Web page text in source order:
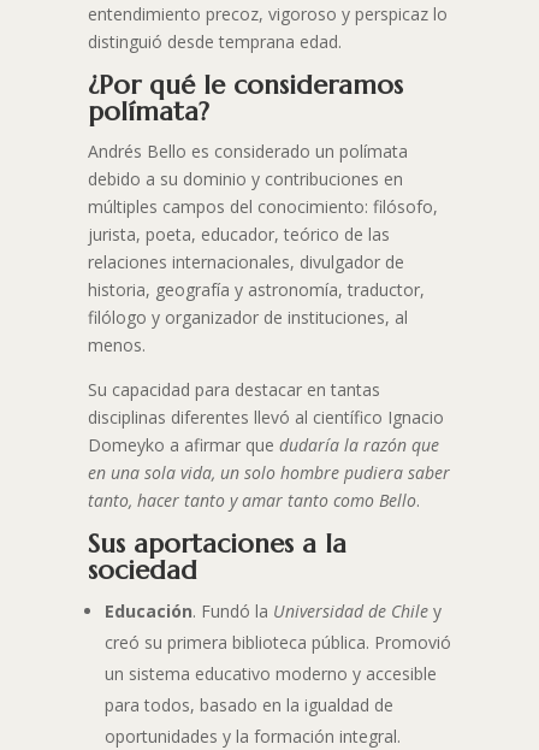
entendimiento precoz, vigoroso y perspicaz lo
distinguió desde temprana edad.
¿Por qué le consideramos
polímata?
Andrés Bello es considerado un polímata
debido a su dominio y contribuciones en
múltiples campos del conocimiento: filósofo,
jurista, poeta, educador, teórico de las
relaciones internacionales, divulgador de
historia, geografía y astronomía, traductor,
filólogo y organizador de instituciones, al
menos.
Su capacidad para destacar en tantas
disciplinas diferentes llevó al científico Ignacio
Domeyko a afirmar que dudaría la razón que
en una sola vida, un solo hombre pudiera saber
tanto, hacer tanto y amar tanto como Bello.
Sus aportaciones a la
sociedad
Educación. Fundó la Universidad de Chiley
creó su primera biblioteca pública. Promovió
un sistema educativo moderno y accesible
para todos, basado en la igualdad de
oportunidades y la formación integral.